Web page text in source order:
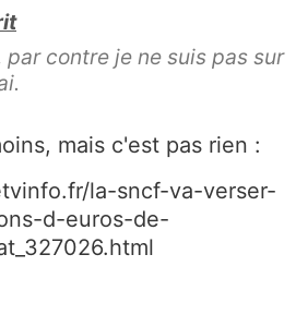
par contre je ne suis pas sur
mais c'est pas rien :
la-sncf-va-verser-
d-euros-de-